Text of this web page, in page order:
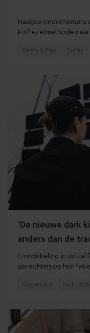
Haagse ondernemers
koffiezetmethode
Café's & Bars Drinks
'De nieuwe dark
anders dan de
Ontwikkeling in virtual
gerechten op hun
Foodservice Dark